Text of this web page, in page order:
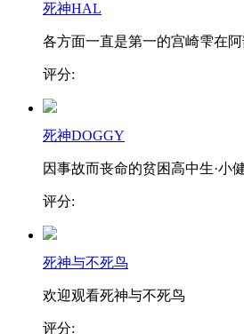
死神HAL
各方面一直是第一的宫崎雫在
评分:
死神DOGGY
因事故而丧命的贫困高中生·小
评分:
死神与不死鸟
欢迎观看死神与不死鸟
评分: